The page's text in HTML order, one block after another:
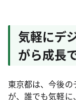
気軽にデ
がら成長
東京都は、今後
が、誰でも気軽